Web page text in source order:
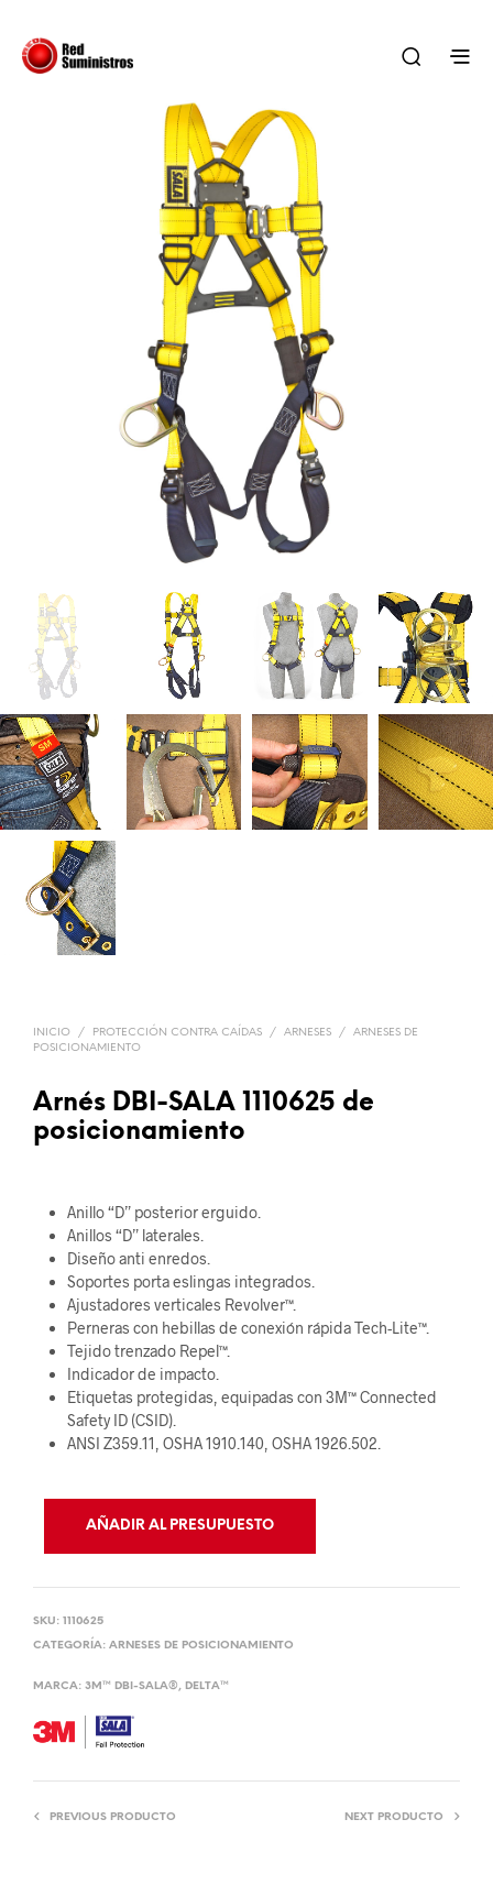
INICIO / PROTECCIÓN CONTRA CAÍDAS / ARNESES /
ARNESES DE
POSICIONAMIENTO
Arnés DBI-SALA 1110625 de
posicionamiento
Anillo “D” posterior erguido.
Anillos “D” laterales.
Diseño anti enredos.
Soportes porta eslingas integrados.
Ajustadores verticales Revolver™.
Perneras con hebillas de conexión rápida Tech-Lite™.
Tejido trenzado Repel™.
Indicador de impacto.
Etiquetas protegidas, equipadas con 3M™ Connected
Safety ID (CSID).
ANSI Z359.11, OSHA 1910.140, OSHA 1926.502.
AÑADIR AL PRESUPUESTO
SKU: 1110625
CATEGORÍA: ARNESES DE POSICIONAMIENTO
MARCA: 3M™ DBI-SALA®, DELTA™
PREVIOUS PRODUCTO NEXT PRODUCTO